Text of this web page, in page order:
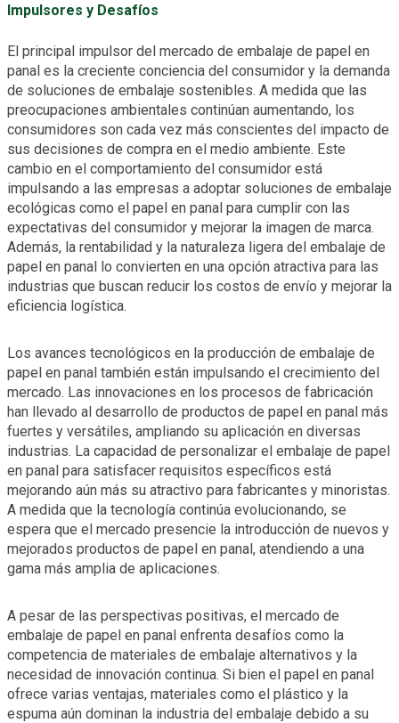
Impulsores y Desafíos
El principal impulsor del mercado de embalaje de papel en
panal es la creciente conciencia del consumidor y la demanda
de soluciones de embalaje sostenibles. A medida que las
preocupaciones ambientales continúan aumentando, los
consumidores son cada vez más conscientes del impacto de
sus decisiones de compra en el medio ambiente. Este
cambio en el comportamiento del consumidor está
impulsando a las empresas a adoptar soluciones de embalaje
ecológicas como el papel en panal para cumplir con las
expectativas del consumidor y mejorar la imagen de marca.
Además, la rentabilidad y la naturaleza ligera del embalaje de
papel en panal lo convierten en una opción atractiva para las
industrias que buscan reducir los costos de envío y mejorar la
eficiencia logística.
Los avances tecnológicos en la producción de embalaje de
papel en panal también están impulsando el crecimiento del
mercado. Las innovaciones en los procesos de fabricación
han llevado al desarrollo de productos de papel en panal más
fuertes y versátiles, ampliando su aplicación en diversas
industrias. La capacidad de personalizar el embalaje de papel
en panal para satisfacer requisitos específicos está
mejorando aún más su atractivo para fabricantes y minoristas.
A medida que la tecnología continúa evolucionando, se
espera que el mercado presencie la introducción de nuevos y
mejorados productos de papel en panal, atendiendo a una
gama más amplia de aplicaciones.
A pesar de las perspectivas positivas, el mercado de
embalaje de papel en panal enfrenta desafíos como la
competencia de materiales de embalaje alternativos y la
necesidad de innovación continua. Si bien el papel en panal
ofrece varias ventajas, materiales como el plástico y la
espuma aún dominan la industria del embalaje debido a su